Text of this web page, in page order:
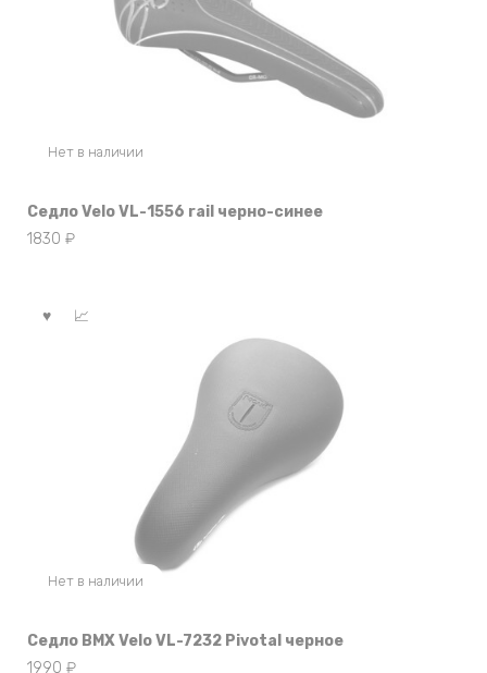
Нет в наличии
Седло Velo VL-1556 rail черно-синее
1830 ₽
Нет в наличии
Седло BMX Velo VL-7232 Pivotal черное
1990 ₽